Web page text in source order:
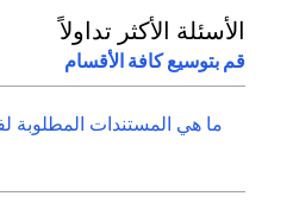
الأسئلة الأكثر تداولاً
قم بتوسيع كافة الأقسام
ما هي المستندات